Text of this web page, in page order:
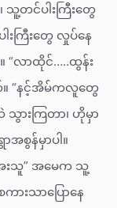
တင်ပါးကြီးတွေ
ကြီးတွေ လှုပ်နေ
“လာထိုင်…..ထွန်း
။ “နင့်အိမ်ကလူတွေ
ားကြတာ၊ ဟိုမှာ
စွန်မှာပါ။
ေးသူ” အမေက သူ့
းသာပြောနေ